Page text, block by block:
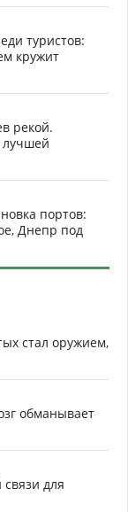
туристов:
кружит
рекой.
лучшей
портов:
Днепр под
стал оружием,
обманывает
для